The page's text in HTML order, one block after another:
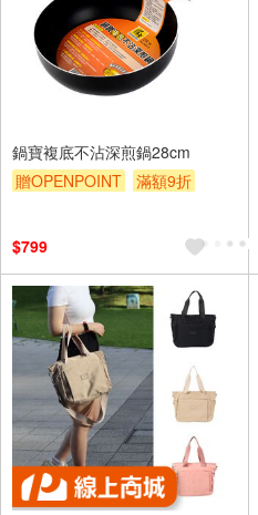
鍋寶複底不沾深煎鍋28cm
贈OPENPOINT
滿額9折
$799